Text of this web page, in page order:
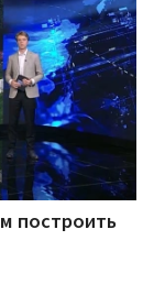
построить